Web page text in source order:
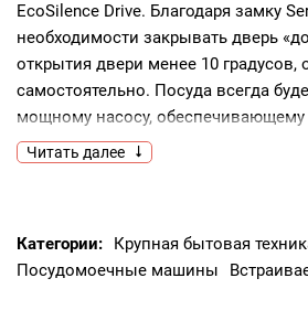
EcoSilence Drive. Благодаря замку
необходимости закрывать дверь
открытия двери менее 10 градусов,
самостоятельно. Посуда всегда
мощному насосу,
циркуляцию воды при минимальных
и энергии.Ключевые
Читать далее
Категории:
Крупная бытовая
Посудомоечные машины